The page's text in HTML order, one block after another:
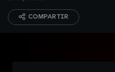
COMPARTIR